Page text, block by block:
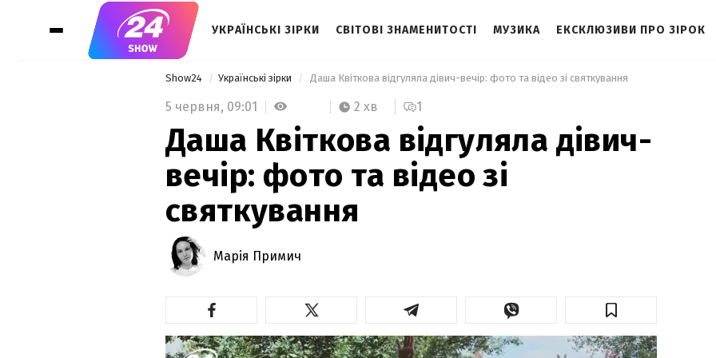
УКРАЇНСЬКІ ЗІРКИ СВІТОВІ ЗНАМЕНИТОСТІ МУЗИКА ЕКСКЛЮЗИВИ ПРО ЗІРОК
Show24 Українські зірки Даша Квіткова відгуляла дівич-вечір: фото та відео зі святкування
5 червня, 09:01 2 хв 1
Даша Квіткова відгуляла дівич-
вечір: фото та відео зі
святкування
Марія Примич